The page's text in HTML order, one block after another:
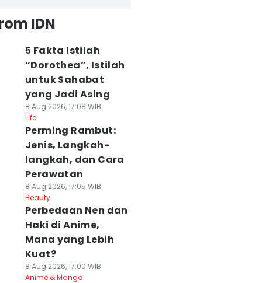
IDN
5 Fakta Istilah
“Dorothea”, Istilah
untuk Sahabat
yang Jadi Asing
8 Aug 2026, 17:08 WIB
Life
Perming Rambut:
Jenis, Langkah-
langkah, dan Cara
Perawatan
8 Aug 2026, 17:05 WIB
Beauty
Perbedaan Nen dan
Haki di Anime,
Mana yang Lebih
Kuat?
8 Aug 2026, 17:00 WIB
Anime & Manga